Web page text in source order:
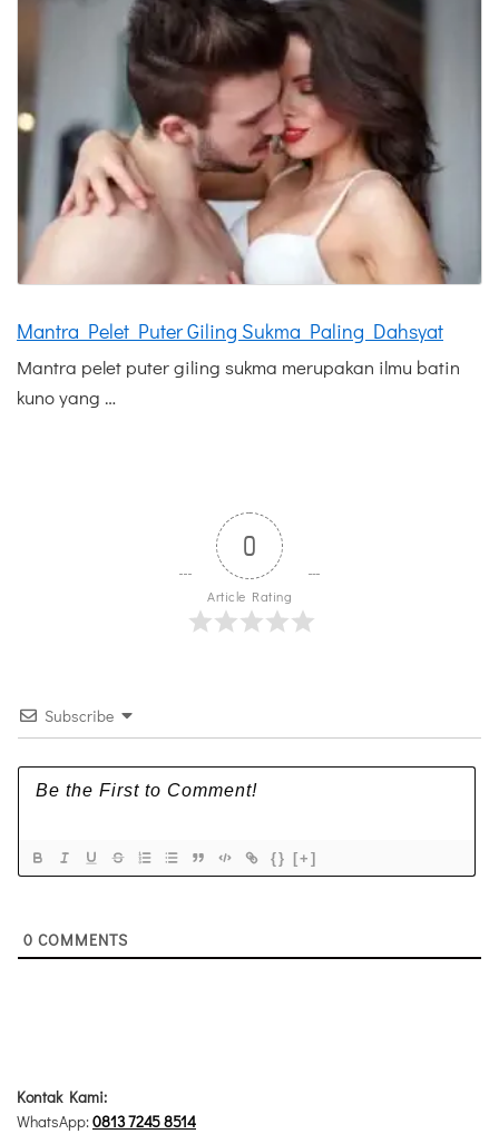
Mantra Pelet Puter Giling Sukma Paling Dahsyat
Mantra pelet puter giling sukma merupakan ilmu batin
kuno yang …
0
Article Rating
Subscribe
{} [+]
0 COMMENTS
Kontak Kami:
WhatsApp:0813 7245 8514